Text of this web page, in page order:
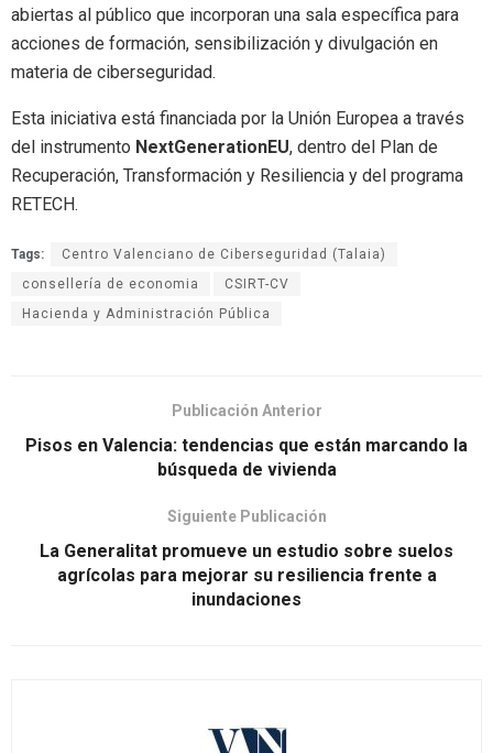
abiertas al público que incorporan una sala específica para
acciones de formación, sensibilización y divulgación en
materia de ciberseguridad.
Esta iniciativa está financiada por la Unión Europea a través
del instrumento NextGenerationEU, dentro del Plan de
Recuperación, Transformación y Resiliencia y del programa
RETECH.
Tags:
Centro Valenciano de Ciberseguridad (Talaia)
consellería de economia
CSIRT-CV
Hacienda y Administración Pública
Publicación Anterior
Pisos en Valencia: tendencias que están marcando la
búsqueda de vivienda
Siguiente Publicación
La Generalitat promueve un estudio sobre suelos
agrícolas para mejorar su resiliencia frente a
inundaciones